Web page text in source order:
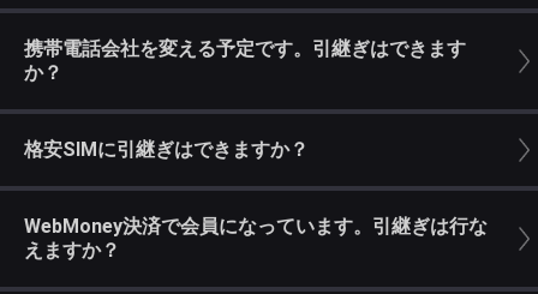
携帯電話会社を変える予定です。引継ぎはできます
か？
格安SIMに引継ぎはできますか？
WebMoney決済で会員になっています。引継ぎは行な
えますか？